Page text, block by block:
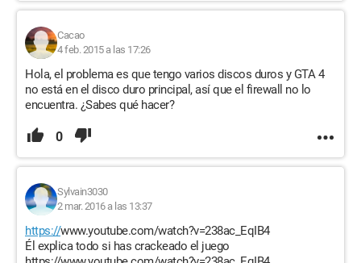
Cacao
4 feb. 2015 a las 17:26
Hola, el problema es que tengo varios discos duros y GTA 4
no está en el disco duro principal, así que el firewall no lo
encuentra. ¿Sabes qué hacer?
0
Sylvain3030
2 mar. 2016 a las 13:37
https://www.youtube.com/watch?v=238ac_EqIB4
Él explica todo si has crackeado el juego